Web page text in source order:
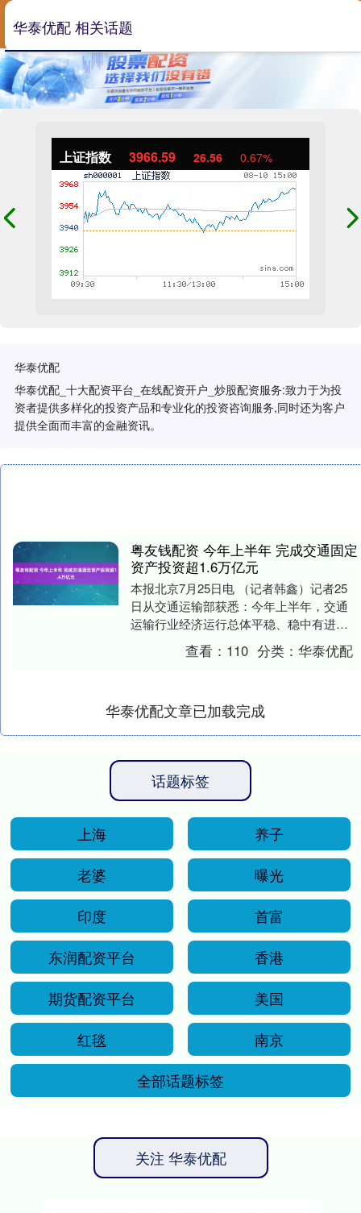
上证指数 3966.59 26.56 0.67%
华泰优配
华泰优配_十大配资平台_在线配资开户_炒股配资服务:致力于为投
资者提供多样化的投资产品和专业化的投资咨询服务,同时还为客户
提供全面而丰富的金融资讯。
华泰优配 相关话题
粤友钱配资 今年上半年 完成交通固定
资产投资超1.6万亿元
本报北京7月25日电 （记者韩鑫）记者25
日从交通运输部获悉：今年上半年，交通
运输行业经济运行总体平稳、稳中有进，
各项主要指标保持增长。 货运量平稳增
长。上半年....查看： 110 分类：华泰优配
华泰优配文章已加载完成
话题标签
上海
养子
老婆
曝光
印度
首富
东润配资平台
香港
期货配资平台
美国
红毯
南京
全部话题标签
关注 华泰优配